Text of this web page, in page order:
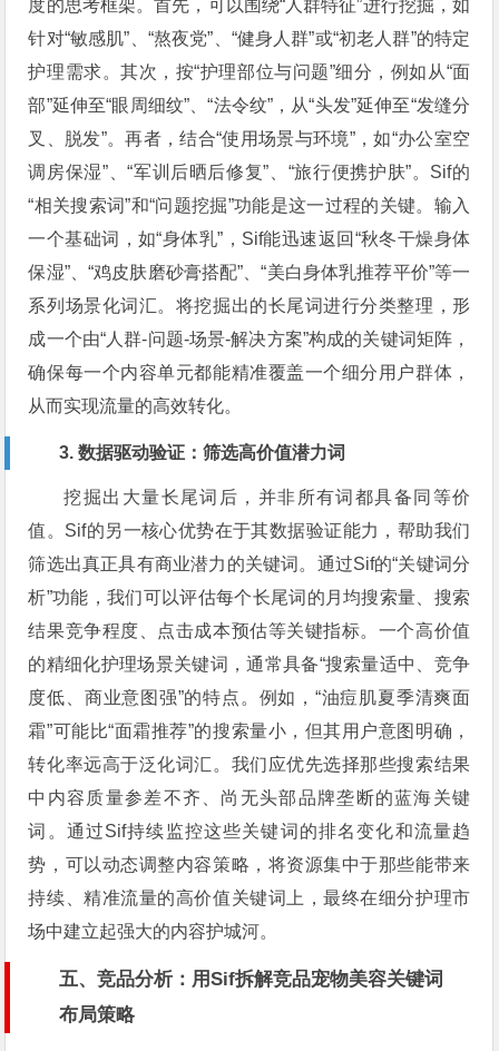
度的思考框架。首先，可以围绕“人群特征”进行挖掘，如
针对“敏感肌”、“熬夜党”、“健身人群”或“初老人群”的特定
护理需求。其次，按“护理部位与问题”细分，例如从“面
部”延伸至“眼周细纹”、“法令纹”，从“头发”延伸至“发缝分
叉、脱发”。再者，结合“使用场景与环境”，如“办公室空
调房保湿”、“军训后晒后修复”、“旅行便携护肤”。Sif的
“相关搜索词”和“问题挖掘”功能是这一过程的关键。输入
一个基础词，如“身体乳”，Sif能迅速返回“秋冬干燥身体
保湿”、“鸡皮肤磨砂膏搭配”、“美白身体乳推荐平价”等一
系列场景化词汇。将挖掘出的长尾词进行分类整理，形
成一个由“人群-问题-场景-解决方案”构成的关键词矩阵，
确保每一个内容单元都能精准覆盖一个细分用户群体，
从而实现流量的高效转化。
3. 数据驱动验证：筛选高价值潜力词
挖掘出大量长尾词后，并非所有词都具备同等价
值。Sif的另一核心优势在于其数据验证能力，帮助我们
筛选出真正具有商业潜力的关键词。通过Sif的“关键词分
析”功能，我们可以评估每个长尾词的月均搜索量、搜索
结果竞争程度、点击成本预估等关键指标。一个高价值
的精细化护理场景关键词，通常具备“搜索量适中、竞争
度低、商业意图强”的特点。例如，“油痘肌夏季清爽面
霜”可能比“面霜推荐”的搜索量小，但其用户意图明确，
转化率远高于泛化词汇。我们应优先选择那些搜索结果
中内容质量参差不齐、尚无头部品牌垄断的蓝海关键
词。通过Sif持续监控这些关键词的排名变化和流量趋
势，可以动态调整内容策略，将资源集中于那些能带来
持续、精准流量的高价值关键词上，最终在细分护理市
场中建立起强大的内容护城河。
五、竞品分析：用Sif拆解竞品宠物美容关键词
布局策略